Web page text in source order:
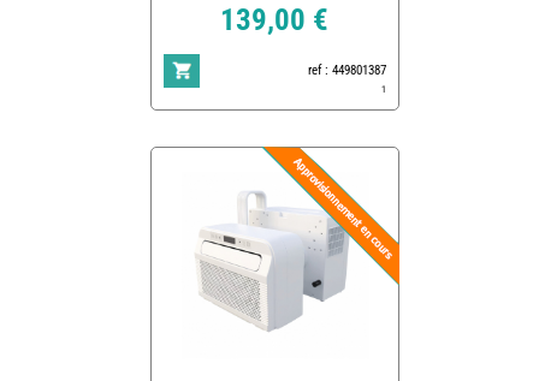
139,00 €
ref : 449801387
1